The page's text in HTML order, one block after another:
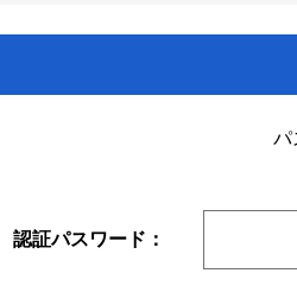
パ
認証パスワード：